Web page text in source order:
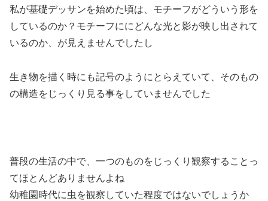
私が基礎デッサンを始めた頃は、モチーフがどういう形を
しているのか？モチーフににどんな光と影が映し出されて
いるのか、が見えませんでしたし
生き物を描く時にも記号のようにとらえていて、そのもの
の構造をじっくり見る事をしていませんでした
普段の生活の中で、一つのものをじっくり観察することっ
てほとんどありませんよね
幼稚園時代に虫を観察していた程度ではないでしょうか